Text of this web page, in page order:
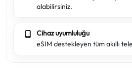
alabilirsiniz.
Cihaz uyumluluğu
eSIM destekleyen tüm akıllı